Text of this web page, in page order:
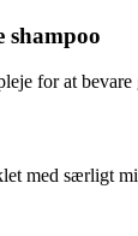
shampoo
for at bevare
med særligt